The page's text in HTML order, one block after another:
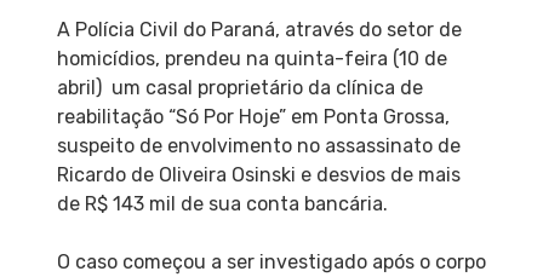
A Polícia Civil do Paraná, através do setor de
homicídios, prendeu na quinta-feira (10 de
abril) um casal proprietário da clínica de
reabilitação “Só Por Hoje” em Ponta Grossa,
suspeito de envolvimento no assassinato de
Ricardo de Oliveira Osinski e desvios de mais
de R$ 143 mil de sua conta bancária.
O caso começou a ser investigado após o corpo